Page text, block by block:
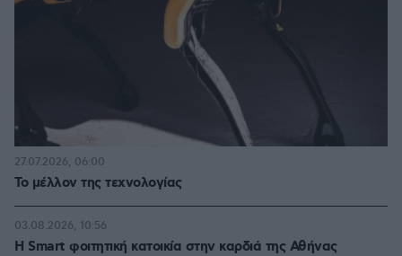
Το μέλλον της τεχνολογίας
27.07.2026, 06:00
Η Smart φοιτητική κατοικία στην καρδιά της Αθήνας
03.08.2026, 10:56